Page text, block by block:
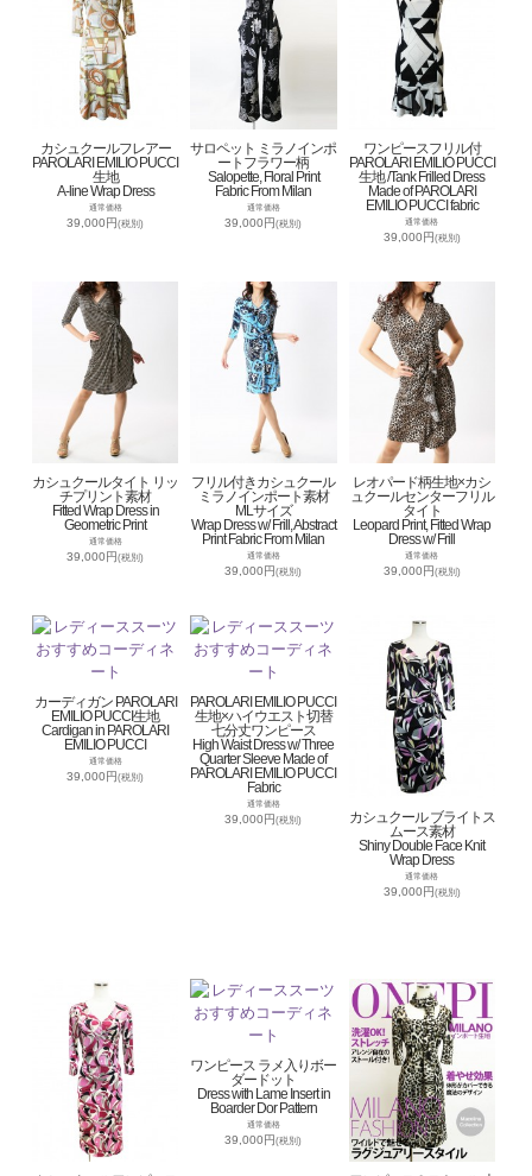
カシュクールフレアー
PAROLARI EMILIO PUCCI
生地
A-line Wrap Dress
通常価格
39,000円(税別)
サロペット ミラノインポ
ートフラワー柄
Salopette, Floral Print
Fabric From Milan
通常価格
39,000円(税別)
ワンピースフリル付
PAROLARI EMILIO PUCCI
生地 /Tank Frilled Dress
Made of PAROLARI
EMILIO PUCCI fabric
通常価格
39,000円(税別)
カシュクールタイト リッ
チプリント素材
Fitted Wrap Dress in
Geometric Print
通常価格
39,000円(税別)
フリル付きカシュクール
ミラノインポート素材
MLサイズ
Wrap Dress w/ Frill, Abstract
Print Fabric From Milan
通常価格
39,000円(税別)
レオパード柄生地×カシ
ュクールセンターフリル
タイト
Leopard Print, Fitted Wrap
Dress w/ Frill
通常価格
39,000円 (税別)
カーディガン PAROLARI
EMILIO PUCCI生地
Cardigan in PAROLARI
EMILIO PUCCI
通常価格
39,000円(税別)
PAROLARI EMILIO PUCCI
生地×ハイウエスト切替
七分丈ワンピース
High Waist Dress w/ Three
Quarter Sleeve Made of
PAROLARI EMILIO PUCCI
Fabric
通常価格
39,000円(税別)
カシュクール ブライトス
ムース素材
Shiny Double Face Knit
Wrap Dress
通常価格
39,000円(税別)
ワンピース ラメ入りボー
ダードット
Dress with Lame Insert in
Boarder Dor Pattern
通常価格
39,000円(税別)